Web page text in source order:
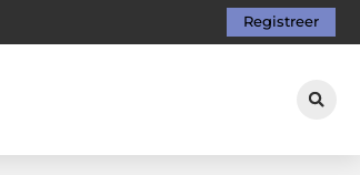
Registreer